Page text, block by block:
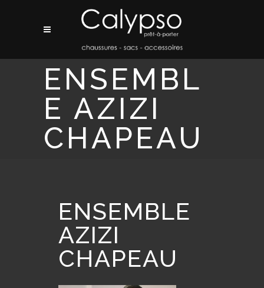
ENSEMBL
E AZIZI
CHAPEAU
ENSEMBLE
AZIZI
CHAPEAU